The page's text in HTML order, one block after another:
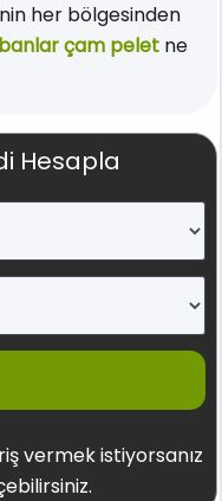
her bölgesinden
çam pelet ne
Hesapla
vermek istiyorsanız